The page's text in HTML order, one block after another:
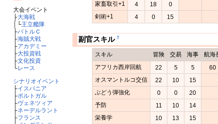
大会イベント
├大海戦
│└王立艦隊
├バトルＣ
├海賊大戦
├アカデミー
├大投資戦
├文化投資
└レース
シナリオイベント
├イスパニア
├ポルトガル
├ヴェネツィア
├ネーデルラント
├フランス
家畜取引+1
4 18
0
剣術+1
4 0 15
副官スキル †
スキル 冒険 交易 海事
航海
アフリカ西岸回航
22 5 5
60
オスマントルコ交信
22 10
15
ぶどう弾強化
0 0
20
予防
11 10
14
栄養学
10 13 15